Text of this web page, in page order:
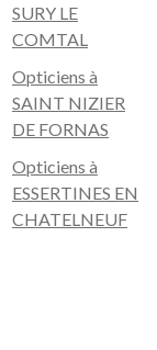
SURY LE
COMTAL
Opticiens à
SAINT NIZIER
DE FORNAS
Opticiens à
ESSERTINES EN
CHATELNEUF